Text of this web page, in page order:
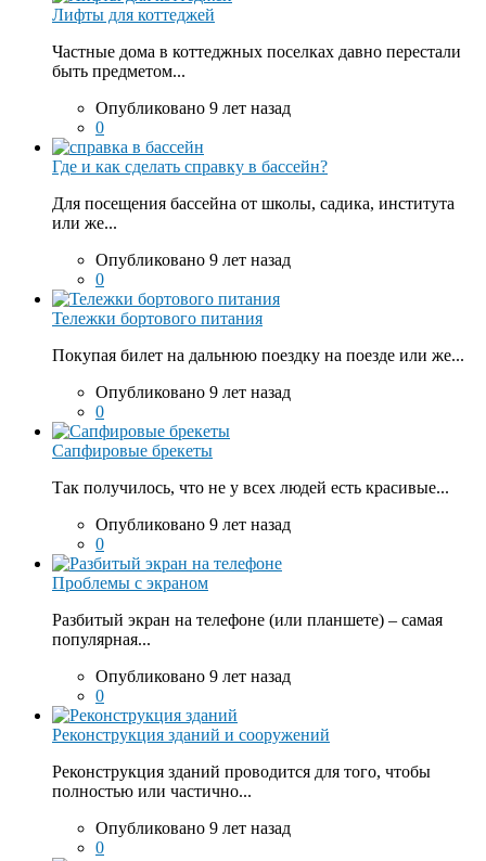
Лифты для коттеджей
Частные дома в коттеджных поселках давно перестали
быть предметом...
Опубликовано 9 лет назад
0
Где и как сделать справку в бассейн?
Для посещения бассейна от школы, садика, института
или же...
Опубликовано 9 лет назад
0
Тележки бортового питания
Покупая билет на дальнюю поездку на поезде или же...
Опубликовано 9 лет назад
0
Сапфировые брекеты
Так получилось, что не у всех людей есть красивые...
Опубликовано 9 лет назад
0
Проблемы с экраном
Разбитый экран на телефоне (или планшете) – самая
популярная...
Опубликовано 9 лет назад
0
Реконструкция зданий и сооружений
Реконструкция зданий проводится для того, чтобы
полностью или частично...
Опубликовано 9 лет назад
0